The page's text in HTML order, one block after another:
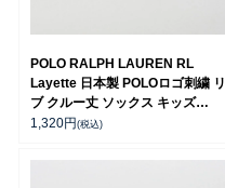
POLO RALPH LAUREN RL
Layette 日本製 POLOロゴ刺繍 リ
ブ クルー丈 ソックス キッズ
04885506
1,320円 (税込)